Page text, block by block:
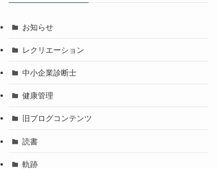
お知らせ
レクリエーション
中小企業診断士
健康管理
旧ブログコンテンツ
読書
軌跡